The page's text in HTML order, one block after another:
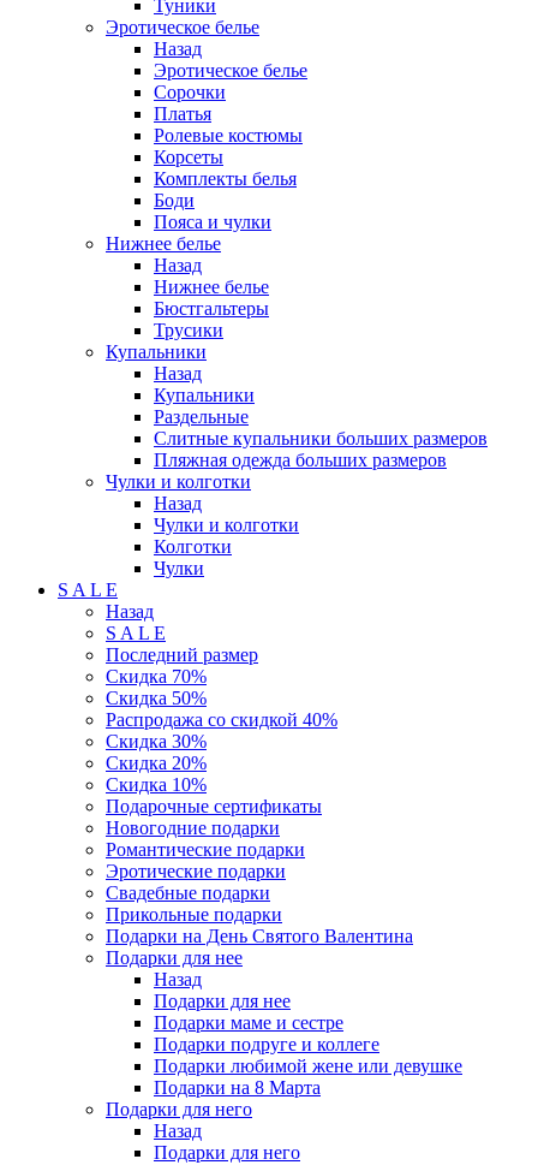
Туники
Эротическое белье
Назад
Эротическое белье
Сорочки
Платья
Ролевые костюмы
Корсеты
Комплекты белья
Боди
Пояса и чулки
Нижнее белье
Назад
Нижнее белье
Бюстгальтеры
Трусики
Купальники
Назад
Купальники
Раздельные
Слитные купальники больших размеров
Пляжная одежда больших размеров
Чулки и колготки
Назад
Чулки и колготки
Колготки
Чулки
S A L E
Назад
S A L E
Последний размер
Скидка 70%
Скидка 50%
Распродажа со скидкой 40%
Скидка 30%
Скидка 20%
Скидка 10%
Подарочные сертификаты
Новогодние подарки
Романтические подарки
Эротические подарки
Свадебные подарки
Прикольные подарки
Подарки на День Святого Валентина
Подарки для нее
Назад
Подарки для нее
Подарки маме и сестре
Подарки подруге и коллеге
Подарки любимой жене или девушке
Подарки на 8 Марта
Подарки для него
Назад
Подарки для него